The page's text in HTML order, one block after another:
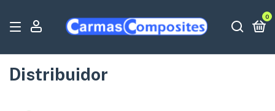
0
Distribuidor